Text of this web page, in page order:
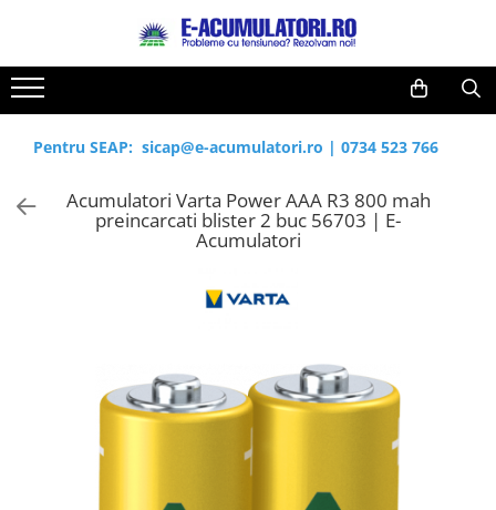
Toate Produsele
Acumulatori, Baterii si Incarcatoare
Uzuale
Baterii alcaline
Baterii litiu
Baterii Industriale
Incarcatoare acumulatori
Reduceri de vara
Cabluri
Acumulatori
Prelungitoare
Panouri fotovoltaice
Pentru SEAP: sicap@e-acumulatori.ro | 0734 523 766
Acumulatori Varta Power AAA R3 800 mah
preincarcati blister 2 buc 56703 | E-
Acumulatori